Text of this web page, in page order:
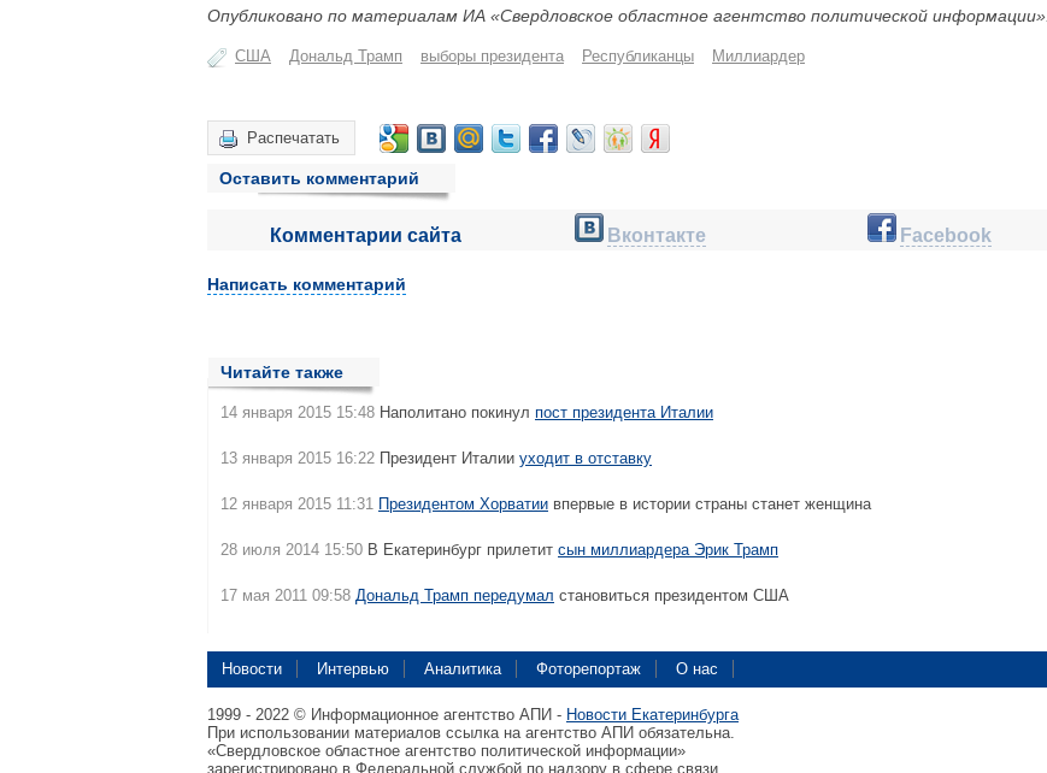
Опубликовано по материалам ИА «Свердловское областное агентство политической информации».
США Дональд Трамп выборы президента Республиканцы Миллиардер
Распечатать
Оставить комментарий
Комментарии сайта Вконтакте Facebook
Написать комментарий
Читайте также
14 января 2015 15:48 Наполитано покинул пост президента Италии
13 января 2015 16:22 Президент Италии уходит в отставку
12 января 2015 11:31 Президентом Хорватии впервые в истории страны станет женщина
28 июля 2014 15:50 В Екатеринбург прилетит сын миллиардера Эрик Трамп
17 мая 2011 09:58 Дональд Трамп передумал становиться президентом США
Новости Интервью Аналитика Фоторепортаж О нас
1999 - 2022 © Информационное агентство АПИ - Новости Екатеринбурга
При использовании материалов ссылка на агентство АПИ обязательна.
«Свердловское областное агентство политической информации»
зарегистрировано в Федеральной службой по надзору в сфере связи,